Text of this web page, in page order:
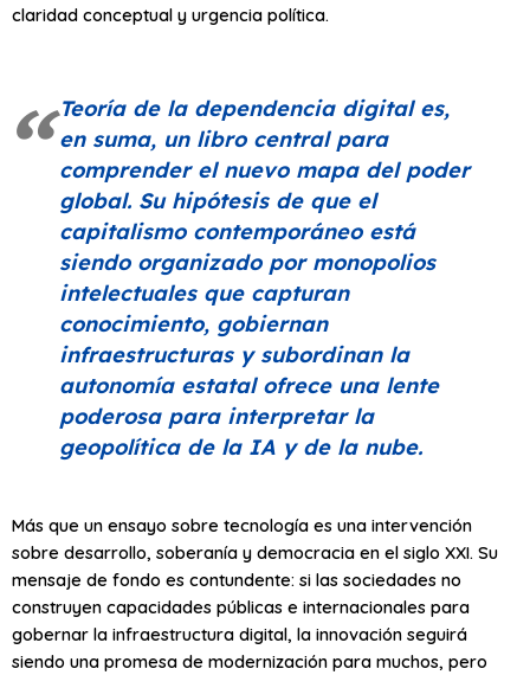
claridad conceptual y urgencia política.
Teoría de la dependencia digitales,
en suma, un libro central para
comprender el nuevo mapa del poder
global. Su hipótesis de que el
capitalismo contemporáneo está
siendo organizado por monopolios
intelectuales que capturan
conocimiento, gobiernan
infraestructuras y subordinan la
autonomía estatal ofrece una lente
poderosa para interpretar la
geopolítica de la IA y de la nube.
Más que un ensayo sobre tecnología es una intervención
sobre desarrollo, soberanía y democracia en el siglo XXI. Su
mensaje de fondo es contundente: si las sociedades no
construyen capacidades públicas e internacionales para
gobernar la infraestructura digital, la innovación seguirá
siendo una promesa de modernización para muchos, pero